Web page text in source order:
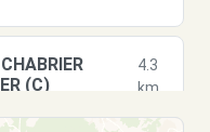
(C)
4.3
km